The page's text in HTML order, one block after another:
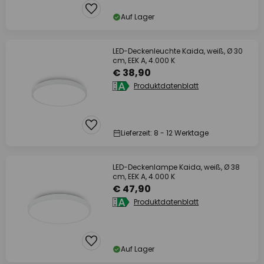
Auf Lager
LED-Deckenleuchte Kaida, weiß, Ø 30
cm, EEK A, 4.000 K
€ 38,90
Produktdatenblatt
Lieferzeit: 8 - 12 Werktage
LED-Deckenlampe Kaida, weiß, Ø 38
cm, EEK A, 4.000 K
€ 47,90
Produktdatenblatt
Auf Lager